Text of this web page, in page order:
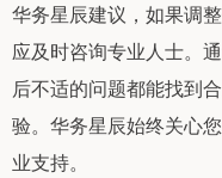
华务星辰建议，如果调
应及时咨询专业人士。
后不适的问题都能找到
验。华务星辰始终关心
业支持。